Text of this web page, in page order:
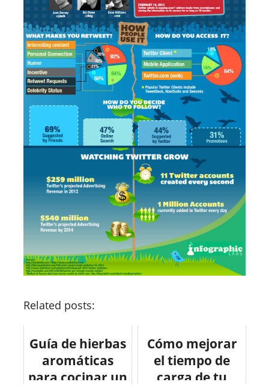
Related posts:
Guía de hierbas
aromáticas
para cocinar un
Cómo mejorar
el tiempo de
carga de tu